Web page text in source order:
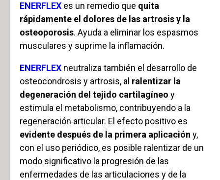
ENERFLEX es un remedio que quita
rápidamente el dolores de las artrosis y la
osteoporosis. Ayuda a eliminar los espasmos
musculares y suprime la inflamación.
ENERFLEX neutraliza también el desarrollo de
osteocondrosis y artrosis, al ralentizar la
degeneración del tejido cartilagíneo y
estimula el metabolismo, contribuyendo a la
regeneración articular. El efecto positivo es
evidente después de la primera aplicación y,
con el uso periódico, es posible ralentizar de un
modo significativo la progresión de las
enfermedades de las articulaciones y de la